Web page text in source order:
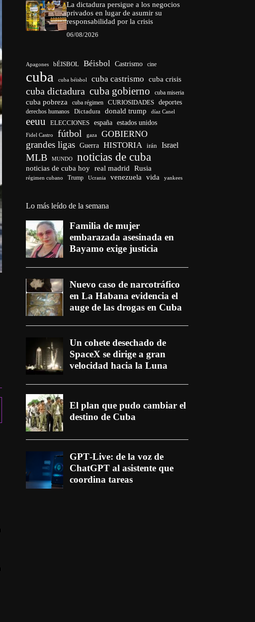
La dictadura persigue a los negocios
privados en lugar de asumir su
responsabilidad por la crisis
06/08/2026
Apagones bÉISBOL Béisbol Castrismo cine
cuba cuba béisbol cuba castrismo cuba crisis
cuba dictadura cuba gobierno cuba miseria
cuba pobreza cuba régimen CURIOSIDADES deportes
derechos humanos Dictadura donald trump díaz Canel
eeuu ELECCIONES españa estados unidos
Fidel Castro fútbol gaza GOBIERNO
grandes ligas Guerra HISTORIA irán Israel
MLB MUNDO noticias de cuba
noticias de cuba hoy real madrid Rusia
régimen cubano Trump Ucrania venezuela vida yankees
Lo más leído de la semana